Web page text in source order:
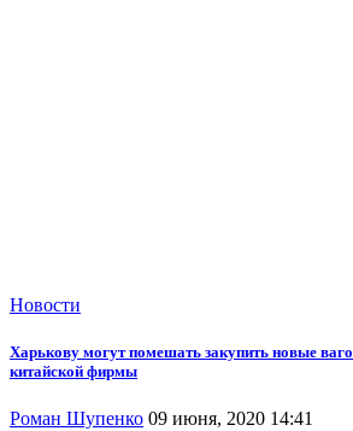
Новости
Харькову могут помешать закупить новые
китайской фирмы
Роман Шупенко 09 июня, 2020 14:41